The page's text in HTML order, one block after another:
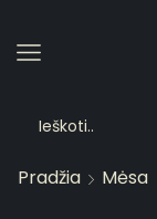
Pradžia Mėsa